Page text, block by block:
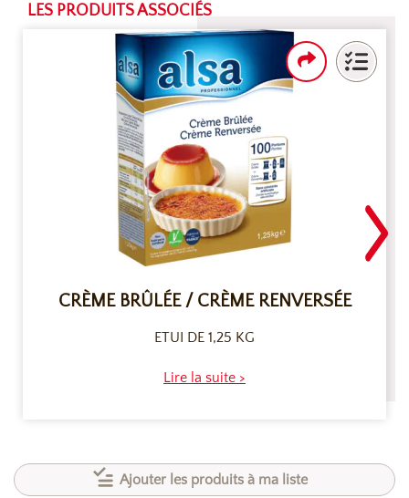
LES PRODUITS ASSOCIÉS
CRÈME BRÛLÉE / CRÈME RENVERSÉE
ETUI DE 1,25 KG
Lire la suite >
Ajouter les produits à ma liste